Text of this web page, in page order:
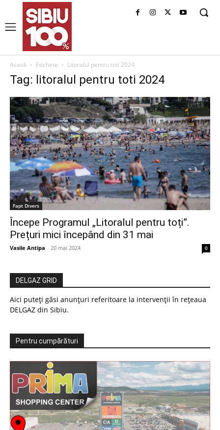
Acasă Etichete Litoralul pentru toti 2024
Tag: litoralul pentru toti 2024
Fapt Divers
Începe Programul „Litoralul pentru toți”.
Prețuri mici începând din 31 mai
Vasile Antipa - 20 mai 2024 0
DELGAZ GRID
Aici puteți găsi anunțuri referitoare la intervenții în rețeaua
DELGAZ din Sibiu.
Pentru cumpărături